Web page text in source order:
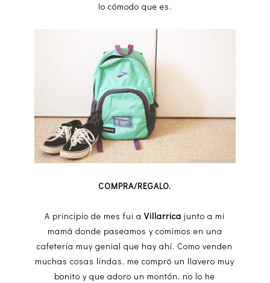
lo cómodo que es.
COMPRA/REGALO.
A principio de mes fui aVillarrica junto a mi
mamá donde paseamos y comimos en una
cafetería muy genial que hay ahí. Como venden
muchas cosas lindas, me compró un llavero muy
bonito y que adoro un montón, no lo he